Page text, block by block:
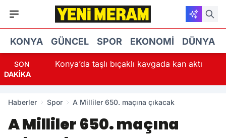
KONYA GÜNCEL SPOR EKONOMI DÜNYA
SON
DAKİKA
Konya’da taşlı bıçaklı kavgada kan aktı
Haberler Spor A Milliler 650. maçına çıkacak
A Milliler 650. maçına